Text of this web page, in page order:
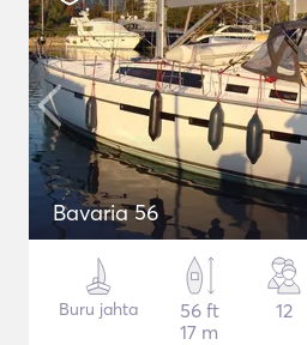
Bavaria 56
Buru jahta
56 ft
17 m
12